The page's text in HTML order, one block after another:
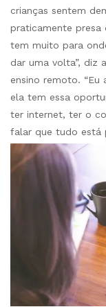
crianças sentem
praticamente presa
tem muito para
dar uma volta”, diz
ensino remoto. “Eu
ela tem essa
ter internet, ter o
falar que tudo está